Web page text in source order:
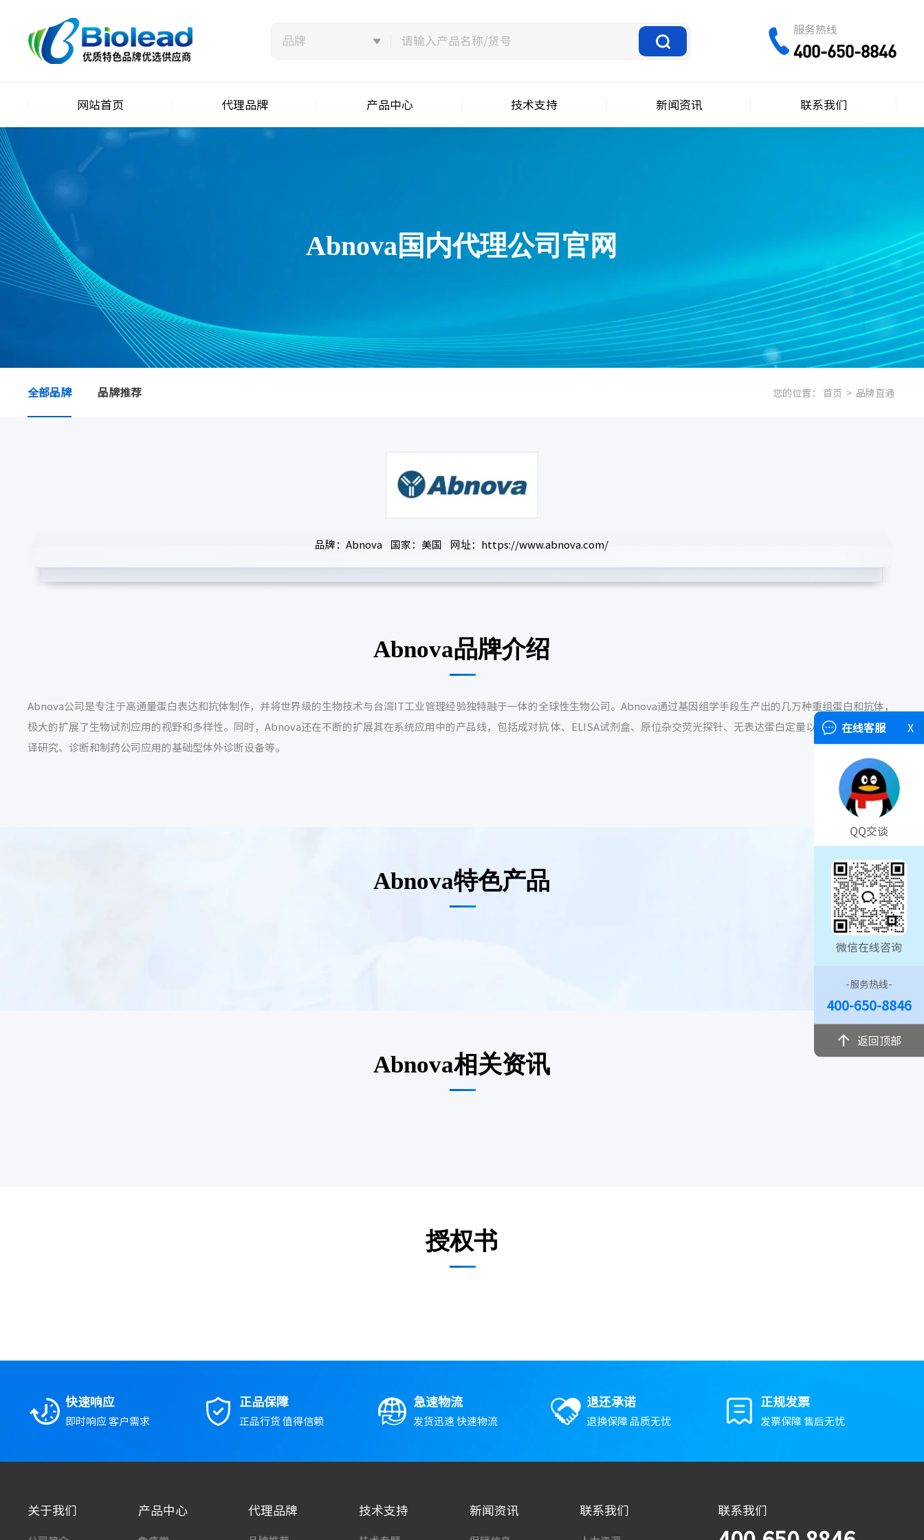
服务热线
400-650-8846
网站首页 代理品牌 产品中心 技术支持 新闻资讯 联系我们
Abnova国内代理公司官网
您的位置： 首页 > 品牌直通
全部品牌 品牌推荐
品牌：Abnova 国家：美国 网址：https://www.abnova.com/
Abnova品牌介绍
Abnova公司是专注于高通量蛋白表达和抗体制作，并将世界级的生物技术与台湾IT工业管理经验独特融于一体的全球性生物公司。Abnova通过基因组学手段生产出的几万种重组蛋白和抗体，
极大的扩展了生物试剂应用的视野和多样性。同时，Abnova还在不断的扩展其在系统应用中的产品线，包括成对抗 体、ELISA试剂盒、原位杂交荧光探针、无表达蛋白定量以及可用于蛋白翻
译研究、诊断和制药公司应用的基础型体外诊断设备等。
Abnova特色产品
Abnova相关资讯
授权书
快速响应
即时响应 客户需求
正品保障
正品行货 值得信赖
急速物流
发货迅速 快速物流
退还承诺
退换保障 品质无忧
正规发票
发票保障 售后无忧
关于我们 产品中心 代理品牌 技术支持 新闻资讯 联系我们 联系我们
在线客服 X
QQ交谈
微信在线咨询
-服务热线-
400-650-8846
返回顶部